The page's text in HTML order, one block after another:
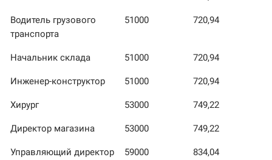
Водитель грузового
транспорта
51000 720,94
Начальник склада 51000 720,94
Инженер-конструктор 51000 720,94
Хирург 53000 749,22
Директор магазина 53000 749,22
Управляющий директор 59000 834,04